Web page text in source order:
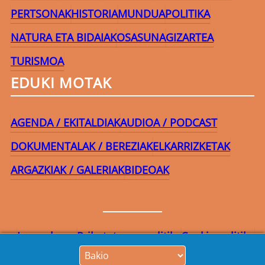
PERTSONAKHISTORIAMUNDUAPOLITIKA
NATURA ETA BIDAIAKOSASUNAGIZARTEA
TURISMOA
EDUKI MOTAK
AGENDA / EKITALDIAKAUDIOA / PODCAST
DOKUMENTALAK / BEREZIAKELKARRIZKETAK
ARGAZKIAK / GALERIAKBIDEOAK
Lege-oharraPribatutasun-politikaCookie politika